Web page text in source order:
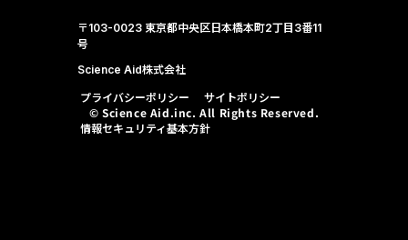
〒103-0023 東京都中央区日本橋本町2丁目3番11
号
Science Aid株式会社
プライバシーポリシー サイトポリシー
情報セキュリティ基本方針
© Science Aid.inc. All Rights Reserved.